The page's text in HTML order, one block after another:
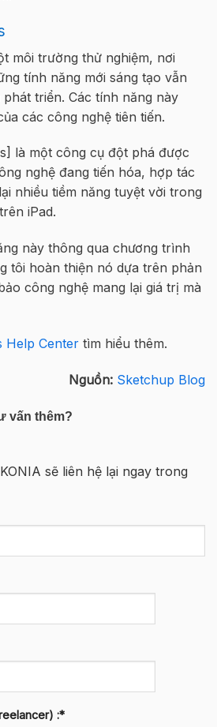
môi trường thử nghiệm, nơi
tính năng mới sáng tạo vẫn
triển. Các tính năng này
các công nghệ tiên tiến.
là một công cụ đột phá được
nghệ đang tiến hóa, hợp tác
nhiều tiềm năng tuyệt vời trong
iPad.
này thông qua chương trình
tôi hoàn thiện nó dựa trên phản
công nghệ mang lại giá trị mà
Help Center tìm hiểu thêm.
Nguồn: Sketchup Blog
vấn thêm?
sẽ liên hệ lại ngay trong
:*